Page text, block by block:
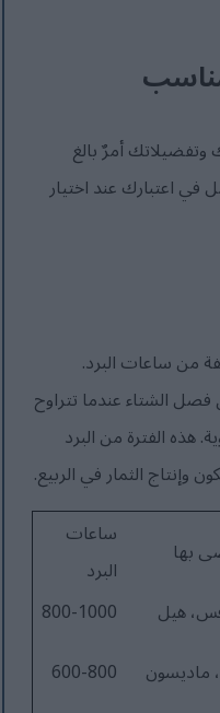
أمرٌ بالغ
في اعتبارك عند اختيار
من ساعات البرد.
الشتاء عندما تتراوح
11 و14 درجة مئوية. هذه الفترة من البرد
الثمار في الربيع.
بها
ساعات
البرد
هيل
800-1000
ماديسون
600-800